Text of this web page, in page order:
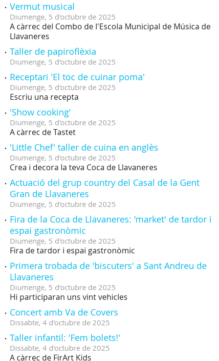
Vermut musical
Diumenge, 5 d'octubre de 2025
A càrrec del Combo de l'Escola Municipal de Música de
Llavaneres
Taller de papiroflèxia
Diumenge, 5 d'octubre de 2025
Receptari 'El toc de cuinar poma'
Diumenge, 5 d'octubre de 2025
Escriu una recepta
'Show cooking'
Diumenge, 5 d'octubre de 2025
A càrrec de Tastet
'Little Chef' taller de cuina en anglès
Diumenge, 5 d'octubre de 2025
Crea i decora la teva Coca de Llavaneres
Actuació del grup country del Casal de la Gent
Gran de Llavaneres
Diumenge, 5 d'octubre de 2025
Fira de la Coca de Llavaneres: 'market' de tardor i
espai gastronòmic
Diumenge, 5 d'octubre de 2025
Fira de tardor i espai gastronòmic
Primera trobada de 'biscuters' a Sant Andreu de
Llavaneres
Diumenge, 5 d'octubre de 2025
Hi participaran uns vint vehicles
Concert amb Va de Covers
Dissabte, 4 d'octubre de 2025
Taller infantil: 'Fem bolets!'
Dissabte, 4 d'octubre de 2025
A càrrec de FirArt Kids